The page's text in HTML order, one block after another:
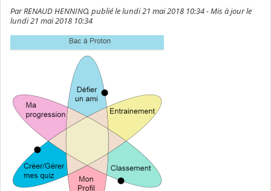
Par RENAUD HENNINO, publié le lundi 21 mai 2018 10:34 - Mis à jour le
lundi 21 mai 2018 10:34